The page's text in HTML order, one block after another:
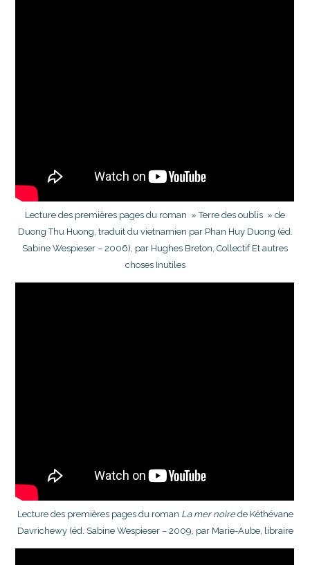
Lecture des premières pages du roman » Terre des oublis » de
Duong Thu Huong, traduit du vietnamien par Phan Huy Duong (éd.
Sabine Wespieser – 2006), par Hughes Breton, Collectif Et autres
choses Inutiles
Lecture des premières pages du roman La mer noirede Kéthévane
Davrichewy (éd. Sabine Wespieser – 2009, par Marie-Aube, libraire